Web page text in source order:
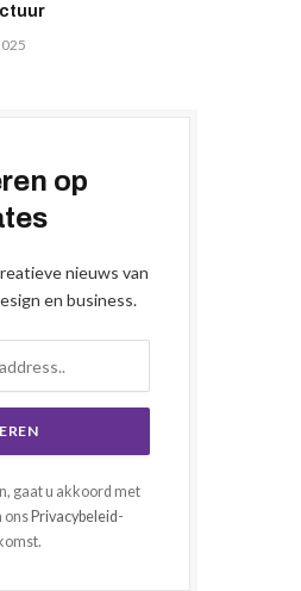
op
nieuws van
en business.
gaat u akkoord met
ons Privacybeleid -